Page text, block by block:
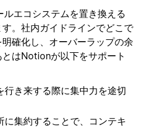
エコシステムを置き換える
。社内ガイドラインでどこで
確化し、オーバーラップの余
はNotionが以下をサポート
行き来する際に集中力を途切
に集約することで、コンテキ